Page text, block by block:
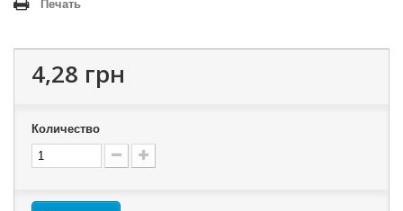
Печать
4,28 грн
Количество